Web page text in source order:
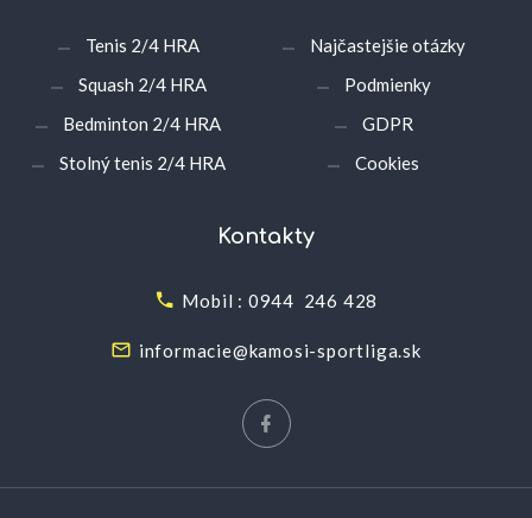
Tenis 2/4 HRA
Squash 2/4 HRA
Bedminton 2/4 HRA
Stolný tenis 2/4 HRA
Najčastejšie otázky
Podmienky
GDPR
Cookies
Kontakty
Mobil : 0944 246 428
informacie@kamosi-sportliga.sk